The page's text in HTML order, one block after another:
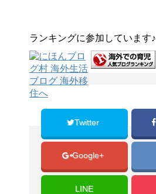
ランキングに参加しています♪
Twitter
Google+
LINE